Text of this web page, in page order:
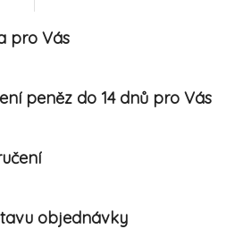
pro Vás
peněz do 14 dnů pro Vás
objednávky